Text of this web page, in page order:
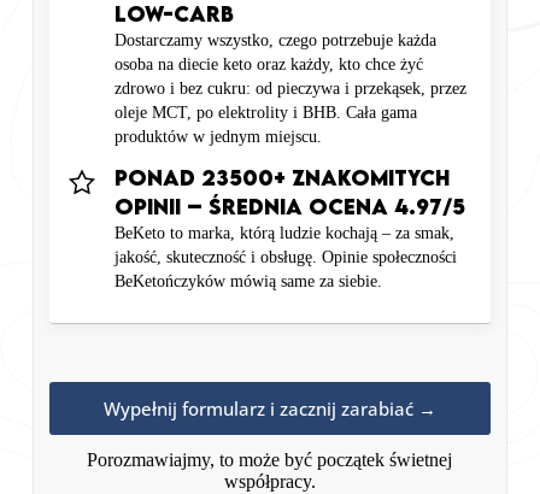
Low-Carb
Dostarczamy wszystko, czego potrzebuje każda
osoba na diecie keto oraz każdy, kto chce żyć
zdrowo i bez cukru: od pieczywa i przekąsek, przez
oleje MCT, po elektrolity i BHB. Cała gama
produktów w jednym miejscu.
PONAD 23500+ ZnakomitYCH
OpiniI – ŚREDNIA OCENA 4.97/5
BeKeto to marka, którą ludzie kochają – za smak,
jakość, skuteczność i obsługę. Opinie społeczności
BeKetończyków mówią same za siebie.
Wypełnij formularz i zacznij zarabiać →
Porozmawiajmy, to może być początek świetnej
współpracy.